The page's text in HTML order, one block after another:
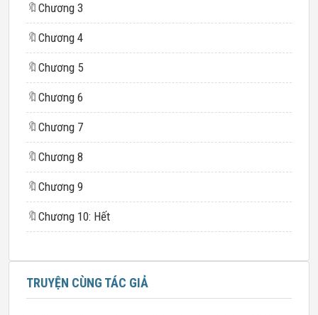
🔖 Chương 3
🔖 Chương 4
🔖 Chương 5
🔖 Chương 6
🔖 Chương 7
🔖 Chương 8
🔖 Chương 9
🔖 Chương 10: Hết
TRUYỆN CÙNG TÁC GIẢ